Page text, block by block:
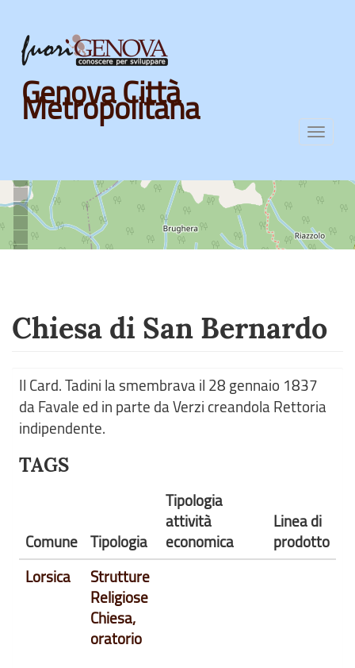
Skip
main
content
Genova Città
Metropolitana
Chiesa di San Bernardo
Il Card. Tadini la smembrava il 28 gennaio 1837
da Favale ed in parte da Verzi creandola Rettoria
indipendente.
TAGS
Comune Tipologia
Tipologia
attività
economica
Linea di
prodotto
Lorsica
Strutture
Religiose
Chiesa,
oratorio